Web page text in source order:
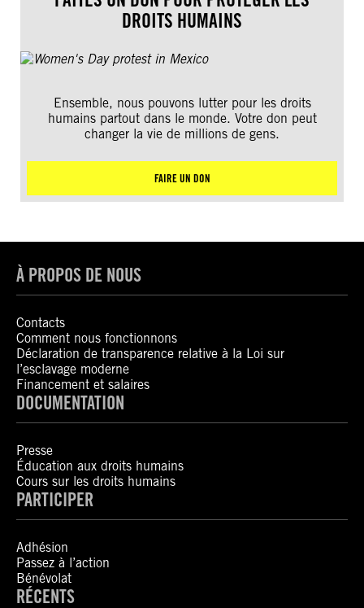
DROITS HUMAINS
Ensemble, nous pouvons lutter pour les droits
humains partout dans le monde. Votre don peut
changer la vie de millions de gens.
FAIRE UN DON
À PROPOS DE NOUS
Contacts
Comment nous fonctionnons
Déclaration de transparence relative à la Loi sur
l’esclavage moderne
Financement et salaires
DOCUMENTATION
Presse
Éducation aux droits humains
Cours sur les droits humains
PARTICIPER
Adhésion
Passez à l’action
Bénévolat
RÉCENTS